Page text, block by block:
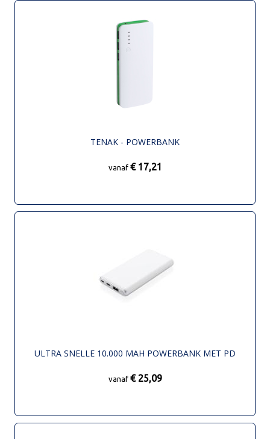
TENAK - POWERBANK
vanaf € 17,21
ULTRA SNELLE 10.000 MAH POWERBANK MET PD
vanaf € 25,09